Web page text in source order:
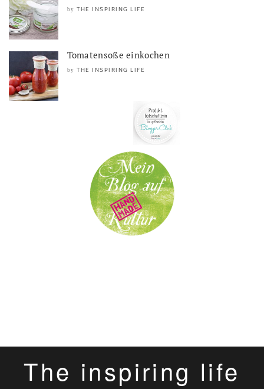
by THE INSPIRING LIFE
Tomatensoße einkochen
by THE INSPIRING LIFE
The inspiring life